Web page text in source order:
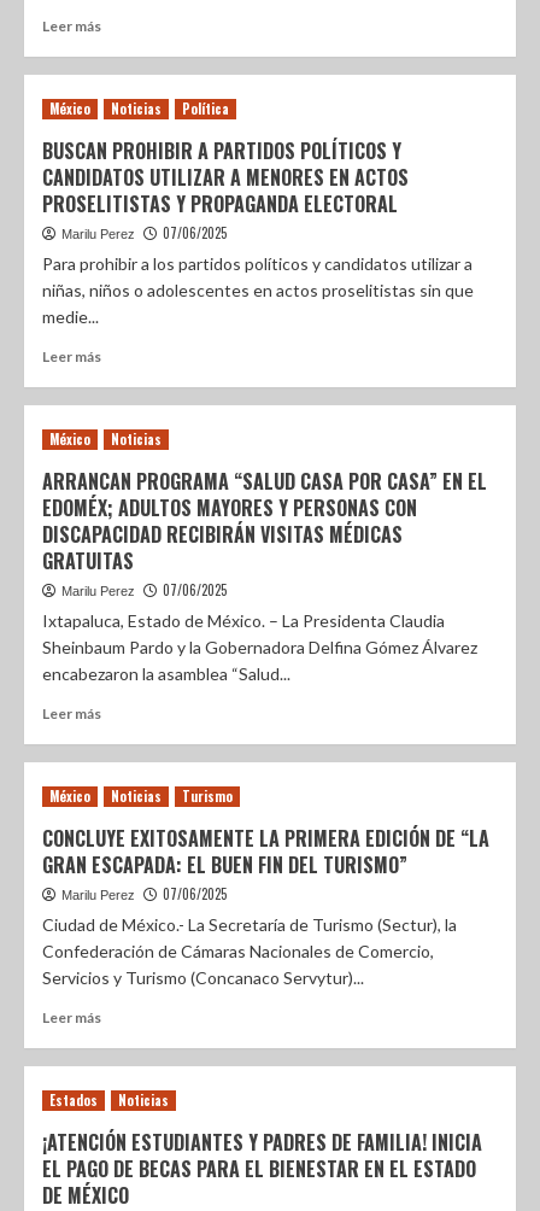
Leer más
México Noticias Política
BUSCAN PROHIBIR A PARTIDOS POLÍTICOS Y
CANDIDATOS UTILIZAR A MENORES EN ACTOS
PROSELITISTAS Y PROPAGANDA ELECTORAL
Marilu Perez 07/06/2025
Para prohibir a los partidos políticos y candidatos utilizar a
niñas, niños o adolescentes en actos proselitistas sin que
medie...
Leer más
México Noticias
ARRANCAN PROGRAMA “SALUD CASA POR CASA” EN EL
EDOMÉX; ADULTOS MAYORES Y PERSONAS CON
DISCAPACIDAD RECIBIRÁN VISITAS MÉDICAS
GRATUITAS
Marilu Perez 07/06/2025
Ixtapaluca, Estado de México. – La Presidenta Claudia
Sheinbaum Pardo y la Gobernadora Delfina Gómez Álvarez
encabezaron la asamblea “Salud...
Leer más
México Noticias Turismo
CONCLUYE EXITOSAMENTE LA PRIMERA EDICIÓN DE “LA
GRAN ESCAPADA: EL BUEN FIN DEL TURISMO”
Marilu Perez 07/06/2025
Ciudad de México.- La Secretaría de Turismo (Sectur), la
Confederación de Cámaras Nacionales de Comercio,
Servicios y Turismo (Concanaco Servytur)...
Leer más
Estados Noticias
¡ATENCIÓN ESTUDIANTES Y PADRES DE FAMILIA! INICIA
EL PAGO DE BECAS PARA EL BIENESTAR EN EL ESTADO
DE MÉXICO